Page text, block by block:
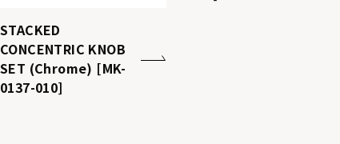
STACKED
CONCENTRIC KNOB
SET (Chrome) [MK-
0137-010]